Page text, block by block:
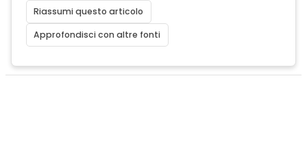
Riassumi questo articolo
Approfondisci con altre fonti